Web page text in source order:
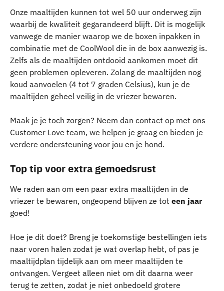
Onze maaltijden kunnen tot wel 50 uur onderweg zijn
waarbij de kwaliteit gegarandeerd blijft. Dit is mogelijk
vanwege de manier waarop we de boxen inpakken in
combinatie met de CoolWool die in de box aanwezig is.
Zelfs als de maaltijden ontdooid aankomen moet dit
geen problemen opleveren. Zolang de maaltijden nog
koud aanvoelen (4 tot 7 graden Celsius), kun je de
maaltijden geheel veilig in de vriezer bewaren.
Maak je je toch zorgen? Neem dan contact op met ons
Customer Love team, we helpen je graag en bieden je
verdere ondersteuning voor jou en je hond.
Top tip voor extra gemoedsrust
We raden aan om een paar extra maaltijden in de
vriezer te bewaren, ongeopend blijven ze tot een jaar
goed!
Hoe je dit doet? Breng je toekomstige bestellingen iets
naar voren halen zodat je wat overlap hebt, of pas je
maaltijdplan tijdelijk aan om meer maaltijden te
ontvangen. Vergeet alleen niet om dit daarna weer
terug te zetten, zodat je niet onbedoeld grotere